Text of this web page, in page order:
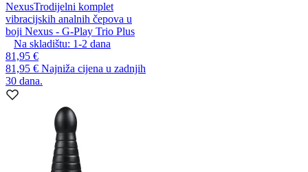
NexusTrodijelni komplet
vibracijskih analnih čepova u
boji Nexus - G-Play Trio Plus
Na skladištu: 1-2 dana
81,95 €
81,95 € Najniža cijena u zadnjih
30 dana.